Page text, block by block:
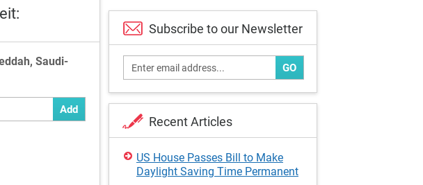
Saudi-
Add
Subscribe to our Newsletter
GO
Recent Articles
US House Passes Bill to Make
Daylight Saving Time Permanent